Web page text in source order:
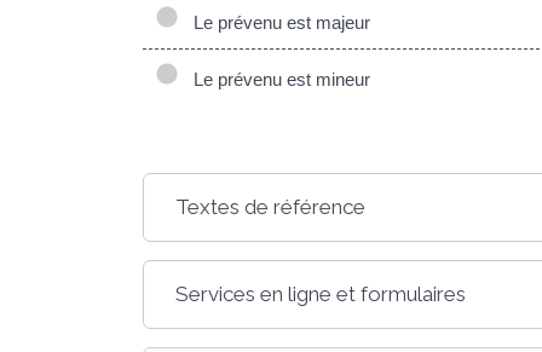
Le prévenu est majeur
Le prévenu est mineur
Textes de référence
Services en ligne et formulaires